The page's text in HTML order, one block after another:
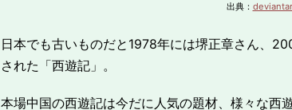
出典：
日本でも古いものだと1978年には堺正章さん、
された「西遊記」。
本場中国の西遊記は今だに人気の題材、様々な西